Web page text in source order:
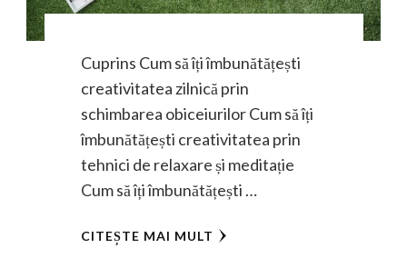
Cuprins Cum să îți îmbunătățești
creativitatea zilnică prin
schimbarea obiceiurilor Cum să îți
îmbunătățești creativitatea prin
tehnici de relaxare și meditație
Cum să îți îmbunătățești …
CITEȘTE MAI MULT